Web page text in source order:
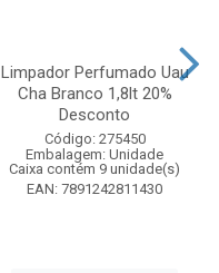
Limpador Perfumado Uau
Cha Branco 1,8lt 20%
Desconto
Código: 275450
Embalagem: Unidade
Caixa contém 9 unidade(s)
EAN: 7891242811430